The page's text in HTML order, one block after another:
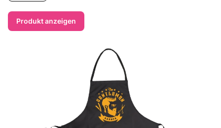
Produkt anzeigen